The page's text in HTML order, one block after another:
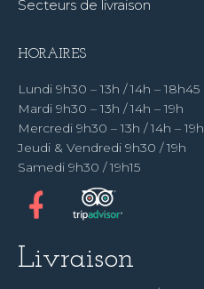
Secteurs de livraison
HORAIRES
Lundi 9h30 – 13h / 14h – 18h45
Mardi 9h30 – 13h / 14h – 19h
Mercredi 9h30 – 13h / 14h – 19h
Jeudi & Vendredi 9h30 / 19h
Samedi 9h30 / 19h15
Livraison